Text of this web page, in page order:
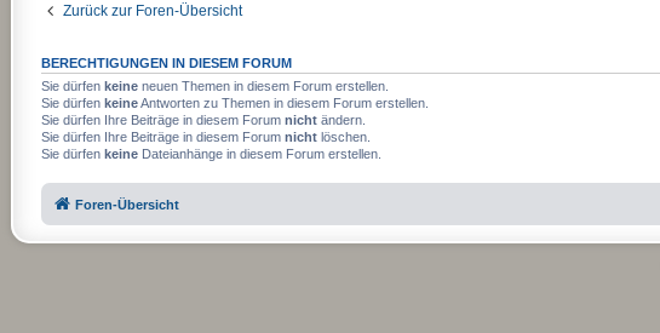
Zurück zur Foren-Übersicht
BERECHTIGUNGEN IN DIESEM FORUM
Sie dürfen keineneuen Themen in diesem Forum erstellen.
Sie dürfen keineAntworten zu Themen in diesem Forum erstellen.
Sie dürfen Ihre Beiträge in diesem Forum nichtändern.
Sie dürfen Ihre Beiträge in diesem Forum nichtlöschen.
Sie dürfen keineDateianhänge in diesem Forum erstellen.
Foren-Übersicht